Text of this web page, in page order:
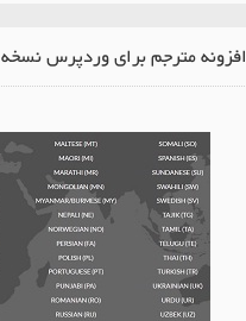
افزونه مترجم برای وردپرس نسخه 1.1